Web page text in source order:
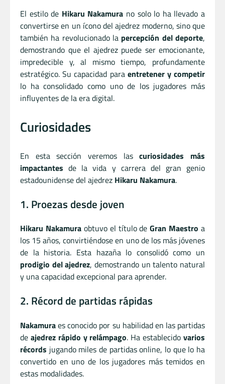
El estilo de Hikaru Nakamura no solo lo ha llevado a
convertirse en un ícono del ajedrez moderno, sino que
también ha revolucionado la percepción del deporte,
demostrando que el ajedrez puede ser emocionante,
impredecible y, al mismo tiempo, profundamente
estratégico. Su capacidad para entretener y competir
lo ha consolidado como uno de los jugadores más
influyentes de la era digital.
Curiosidades
En esta sección veremos lascuriosidades más
impactantes de la vida y carrera del gran genio
estadounidense del ajedrez Hikaru Nakamura.
1. Proezas desde joven
Hikaru Nakamuraobtuvo el título deGran Maestro a
los 15 años, convirtiéndose en uno de los más jóvenes
de la historia. Esta hazaña lo consolidó como un
prodigio del ajedrez, demostrando un talento natural
y una capacidad excepcional para aprender.
2. Récord de partidas rápidas
Nakamuraes conocido por su habilidad en las partidas
de ajedrez rápido y relámpago. Ha establecidovarios
récords jugando miles de partidas online, lo que lo ha
convertido en uno de los jugadores más temidos en
estas modalidades.